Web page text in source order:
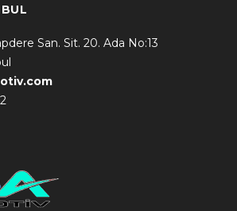
San. Sit. 20. Ada No:13